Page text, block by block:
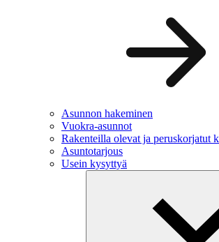
Asunnon hakeminen
Vuokra-asunnot
Rakenteilla olevat ja peruskorjatut
Asuntotarjous
Usein kysyttyä